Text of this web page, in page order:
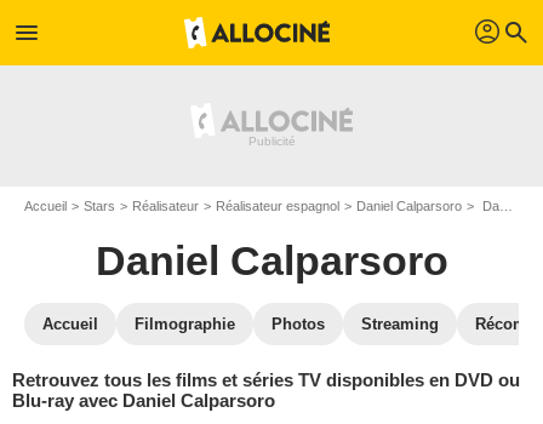
menu profil search
Accueil Stars Réalisateur Réalisateur espagnol Daniel Calparsoro Daniel Calparsoro : ses Blu-Ray, DVD, VOD, SVOD
Daniel Calparsoro
Accueil Filmographie Photos Streaming
Retrouvez tous les films et séries TV disponibles en DVD ou
Blu-ray avec Daniel Calparsoro